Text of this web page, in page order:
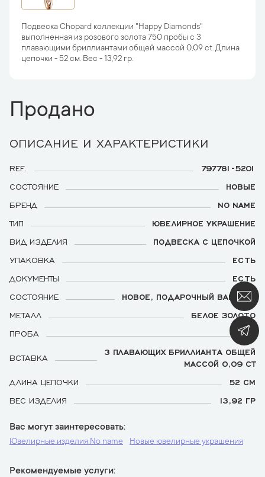
Подвеска Chopard коллекции "Happy Diamonds"
выполненная из розового золота 750 пробы с 3
плавающими бриллиантами общей массой 0,09 ct. Длина
цепочки - 52 см. Вес - 13,92 гр.
Продано
ОПИСАНИЕ И ХАРАКТЕРИСТИКИ
REF.
797781-5201
СОСТОЯНИЕ
НОВЫЕ
БРЕНД
NO NAME
ТИП
ЮВЕЛИРНОЕ УКРАШЕНИЕ
ВИД ИЗДЕЛИЯ
ПОДВЕСКА С ЦЕПОЧКОЙ
УПАКОВКА
ЕСТЬ
ДОКУМЕНТЫ
ЕСТЬ
СОСТОЯНИЕ
НОВОЕ, ПОДАРОЧНЫЙ ВАРИАНТ
МЕТАЛЛ
БЕЛОЕ ЗОЛОТО
ПРОБА
750
ВСТАВКА
3 ПЛАВАЮЩИХ БРИЛЛИАНТА ОБЩЕЙ
МАССОЙ 0,09 CT
ДЛИНА ЦЕПОЧКИ
52 СМ
ВЕС ИЗДЕЛИЯ
13,92 ГР
Вас могут заинтересовать
Ювелирные изделия No name Новые ювелирные украшения
Рекомендуемые услуги